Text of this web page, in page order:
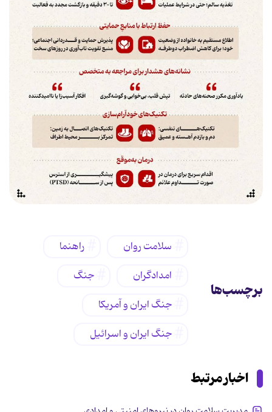
برچسب‌ها
سلامت روان
راهنما
امدادگران
جنگ
جنگ ایران و آمریکا
جنگ ایران و اسرائیل
اخبار مرتبط